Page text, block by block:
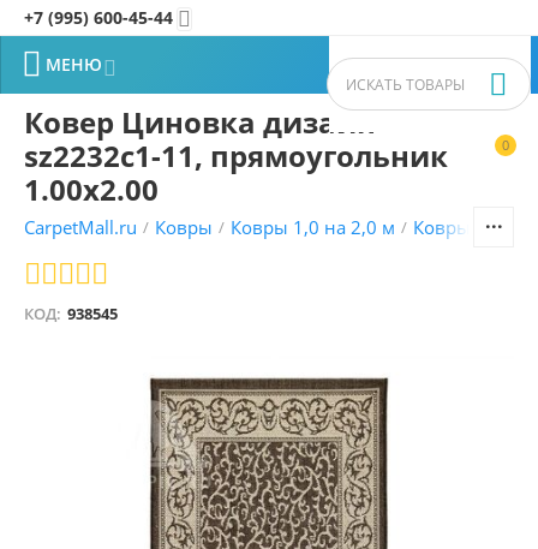
+7 (995) 600-45-44 
0



 МЕНЮ
Ковер Циновка дизайн
sz2232c1-11, прямоугольник
1.00x2.00
CarpetMall.ru / Ковры / Ковры 1,0 на 2,0 м / Ковры
КОД: 938545